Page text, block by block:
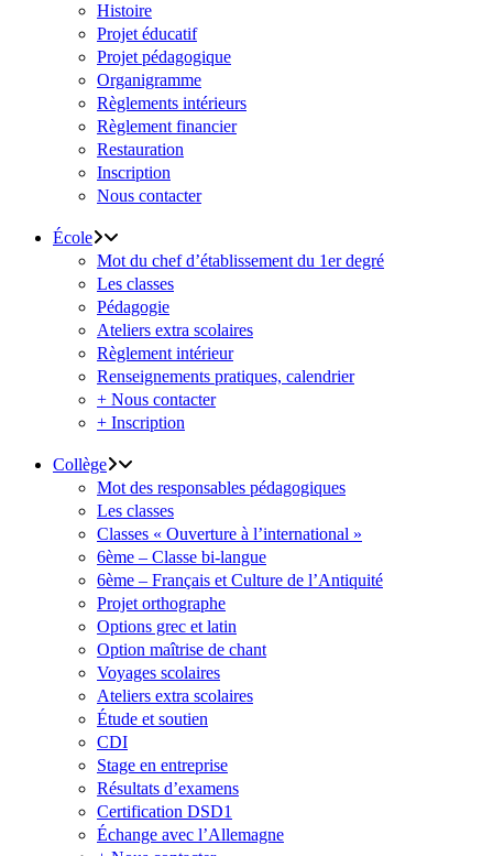
Histoire
Projet éducatif
Projet pédagogique
Organigramme
Règlements intérieurs
Règlement financier
Restauration
Inscription
Nous contacter
École
Mot du chef d’établissement du 1er degré
Les classes
Pédagogie
Ateliers extra scolaires
Règlement intérieur
Renseignements pratiques, calendrier
+ Nous contacter
+ Inscription
Collège
Mot des responsables pédagogiques
Les classes
Classes « Ouverture à l’international »
6ème – Classe bi-langue
6ème – Français et Culture de l’Antiquité
Projet orthographe
Options grec et latin
Option maîtrise de chant
Voyages scolaires
Ateliers extra scolaires
Étude et soutien
CDI
Stage en entreprise
Résultats d’examens
Certification DSD1
Échange avec l’Allemagne